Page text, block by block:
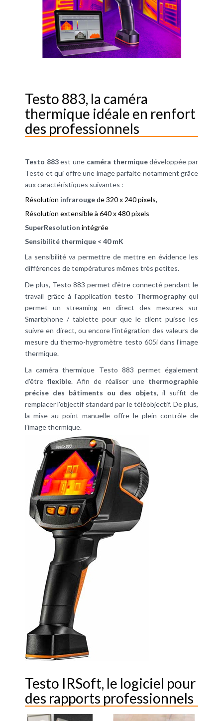
Testo 883, la caméra
thermique idéale en renfort
des professionnels
Testo 883est une caméra thermiquedéveloppée par
Testo et qui offre une image parfaite notamment grâce
aux caractéristiques suivantes :
Résolution infrarougede 320 x 240 pixels,
Résolution extensible à 640 x 480 pixels
SuperResolution intégrée
Sensibilité thermique < 40 mK
La sensibilité va permettre de mettre en évidence les
différences de températures mêmes très petites.
De plus, Testo 883 permet d'être connecté pendant le
travail grâce à l'application testo Thermographyqui
permet un streaming en direct des mesures sur
Smartphone / tablette pour que le client puisse les
suivre en direct, ou encore l’intégration des valeurs de
mesure du thermo-hygromètre testo 605i dans l’image
thermique.
La caméra thermique Testo 883 permet également
d'être flexible. Afin de réaliser une thermographie
précise des bâtiments ou des objets, il suffit de
remplacer l'objectif standard par le téléobjectif. De plus,
la mise au point manuelle offre le plein contrôle de
l’image thermique.
Testo IRSoft, le logiciel pour
des rapports professionnels